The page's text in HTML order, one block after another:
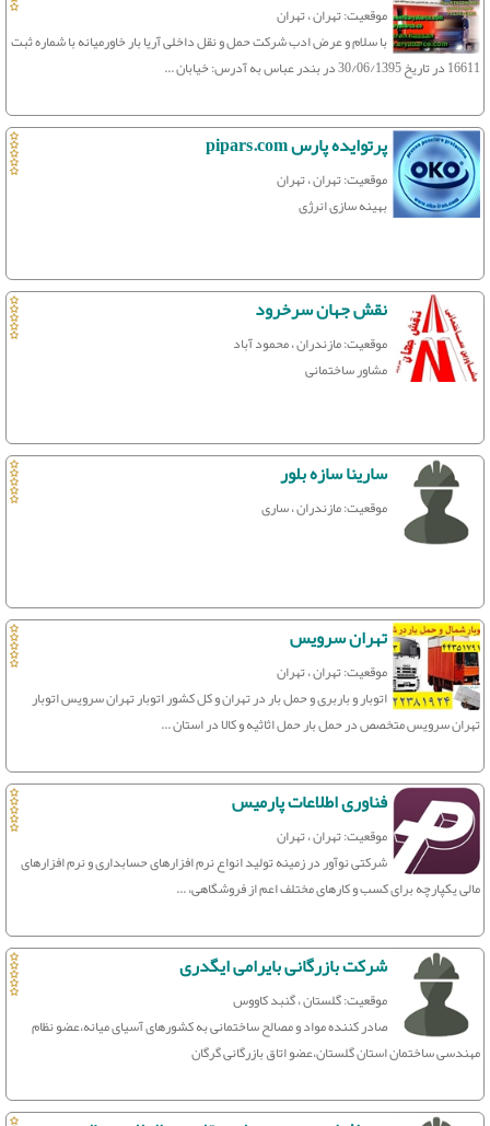
موقعیت: تهران ، تهران
با سلام و عرض ادب شرکت حمل و نقل داخلی آریا بار خاورمیانه با شماره ثبت
16611 در تاریخ 30/06/1395 در بندر عباس به آدرس: خیابان ...
پرتوایده پارس pipars.com
موقعیت: تهران ، تهران
بهینه سازی انرژی
نقش جهان سرخرود
موقعیت: مازندران ، محمود آباد
مشاور ساختمانی
سارینا سازه بلور
موقعیت: مازندران ، ساری
تهران سرویس
موقعیت: تهران ، تهران
اتوبار و باربری و حمل بار در تهران و کل کشور اتوبار تهران سرویس اتوبار
تهران سرویس متخصص در حمل بار حمل اثاثیه و کالا در استان ...
فناوری اطلاعات پارمیس
موقعیت: تهران ، تهران
شرکتی نوآور در زمینه تولید انواع نرم افزارهای حسابداری و نرم افزارهای
مالی یکپارچه برای کسب و کارهای مختلف اعم از فروشگاهی،‌ ...
شرکت بازرگانی بایرامی ایگدری
موقعیت: گلستان ، گنبد کاووس
صادر کننده مواد و مصالح ساختمانی به کشورهای آسیای میانه،عضو نظام
مهندسی ساختمان استان گلستان،عضو اتاق بازرگانی گرگان